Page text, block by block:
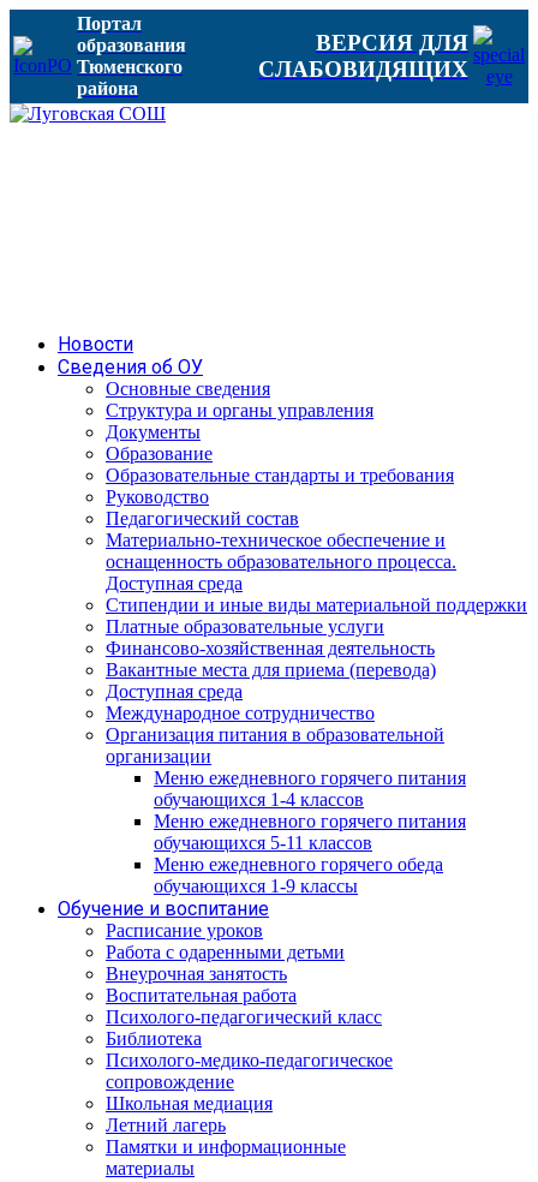
Портал
образования
Тюменского
района
ВЕРСИЯ ДЛЯ
СЛАБОВИДЯЩИХ
Новости
Сведения об ОУ
Основные сведения
Структура и органы управления
Документы
Образование
Образовательные стандарты и требования
Руководство
Педагогический состав
Материально-техническое обеспечение и
оснащенность образовательного процесса.
Доступная среда
Стипендии и иные виды материальной поддержки
Платные образовательные услуги
Финансово-хозяйственная деятельность
Вакантные места для приема (перевода)
Доступная среда
Международное сотрудничество
Организация питания в образовательной
организации
Меню ежедневного горячего питания
обучающихся 1-4 классов
Меню ежедневного горячего питания
обучающихся 5-11 классов
Меню ежедневного горячего обеда
обучающихся 1-9 классы
Обучение и воспитание
Расписание уроков
Работа с одаренными детьми
Внеурочная занятость
Воспитательная работа
Психолого-педагогический класс
Библиотека
Психолого-медико-педагогическое
сопровождение
Школьная медиация
Летний лагерь
Памятки и информационные
материалы